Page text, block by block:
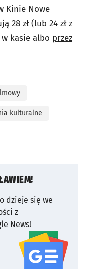
Kinie Nowe
28 zł (lub 24 zł z
kasie albo przez
kulturalne
dzieje się we
z
News!
serwisu